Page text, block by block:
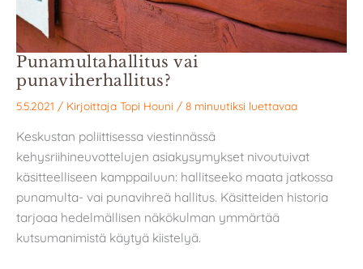
Punamultahallitus vai
punaviherhallitus?
5.5.2021 / Kirjoittaja Topi Houni / 8 minuutiksi luettavaa
Keskustan poliittisessa viestinnässä
kehysriihineuvottelujen asiakysymykset nivoutuivat
käsitteelliseen kamppailuun: hallitseeko maata jatkossa
punamulta- vai punavihreä hallitus. Käsitteiden historia
tarjoaa hedelmällisen näkökulman ymmärtää
kutsumanimistä käytyä kiistelyä.